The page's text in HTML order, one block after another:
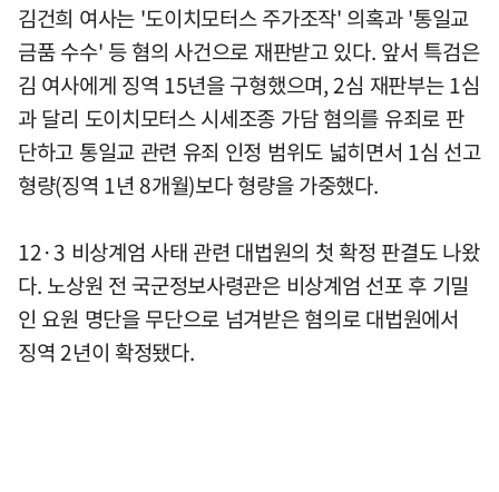
김건희 여사는 '도이치모터스 주가조작' 의혹과 '통일교
금품 수수' 등 혐의 사건으로 재판받고 있다. 앞서 특검은
김 여사에게 징역 15년을 구형했으며, 2심 재판부는 1심
과 달리 도이치모터스 시세조종 가담 혐의를 유죄로 판
단하고 통일교 관련 유죄 인정 범위도 넓히면서 1심 선고
형량(징역 1년 8개월)보다 형량을 가중했다.
12·3 비상계엄 사태 관련 대법원의 첫 확정 판결도 나왔
다. 노상원 전 국군정보사령관은 비상계엄 선포 후 기밀
인 요원 명단을 무단으로 넘겨받은 혐의로 대법원에서
징역 2년이 확정됐다.